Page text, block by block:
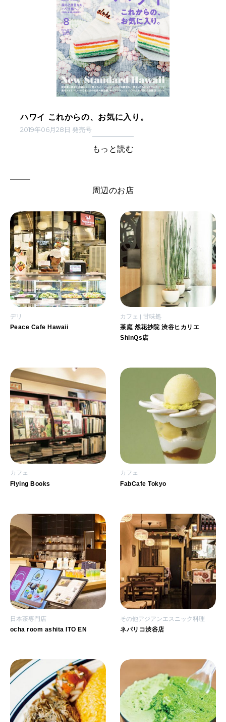
ハワイ これからの、お気に入り。
2019年06月28日 発売号
もっと読む
周辺のお店
デリ
Peace Cafe Hawaii
カフェ 甘味処
茶庭 然花抄院 渋谷ヒカリエ
ShinQs店
カフェ
Flying Books
カフェ
FabCafe Tokyo
日本茶専門店
ocha room ashita ITO EN
その他アジアンエスニック料理
ネパリコ渋谷店